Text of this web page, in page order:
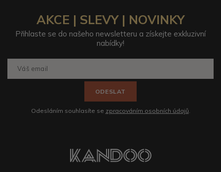
AKCE | SLEVY | NOVINKY
Přihlaste se do našeho newsletteru a získejte exkluzivní
nabídky!
ODESLAT
Odesláním souhlasíte se zpracováním osobních údajů